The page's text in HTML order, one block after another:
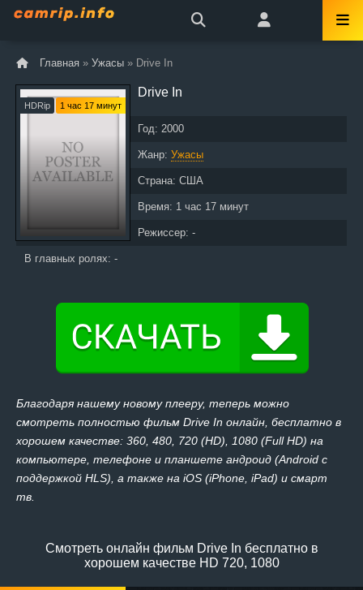
Главная » Ужасы » Drive In
HDRip 1 час 17 минут
Drive In
Год: 2000
Жанр: Ужасы
Страна: США
Время: 1 час 17 минут
Режиссер: -
В главных ролях: -
Благодаря нашему новому плееру, теперь можно
смотреть полностью фильм Drive In онлайн, бесплатно в
хорошем качестве: 360, 480, 720 (HD), 1080 (Full HD) на
компьютере, телефоне и планшете андроид (Android с
поддержкой HLS), а также на iOS (iPhone, iPad) и смарт
тв.
Смотреть онлайн фильм Drive In бесплатно в
хорошем качестве HD 720, 1080